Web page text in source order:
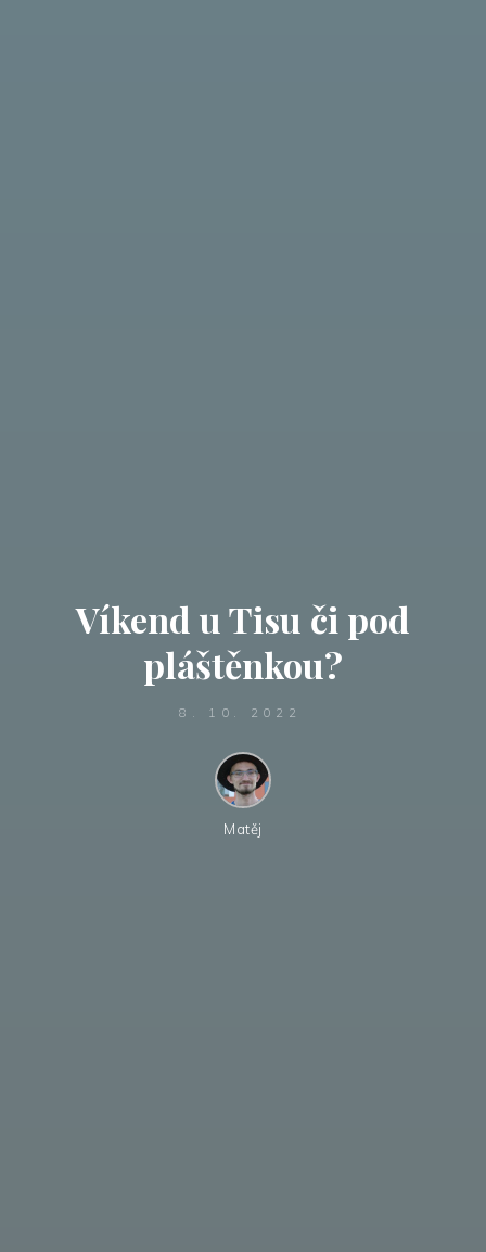
Víkend u Tisu či pod
pláštěnkou?
8. 10. 2022
Matěj